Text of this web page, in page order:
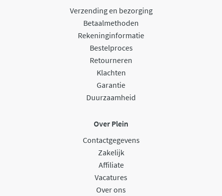
Verzending en bezorging
Betaalmethoden
Rekeninginformatie
Bestelproces
Retourneren
Klachten
Garantie
Duurzaamheid
Over Plein
Contactgegevens
Zakelijk
Affiliate
Vacatures
Over ons